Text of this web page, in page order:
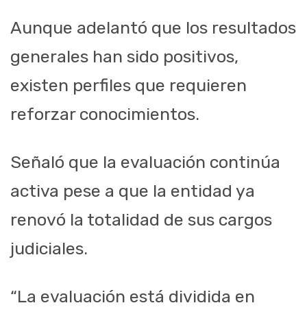
Aunque adelantó que los resultados
generales han sido positivos,
existen perfiles que requieren
reforzar conocimientos.
Señaló que la evaluación continúa
activa pese a que la entidad ya
renovó la totalidad de sus cargos
judiciales.
“La evaluación está dividida en